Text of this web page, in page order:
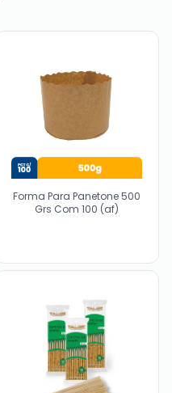
Forma Para Panetone 500
Grs Com 100 (af)